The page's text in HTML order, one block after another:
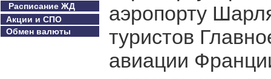
Расписание ЖД
Акции и СПО
Обмен валюты
аэропорту
туристов
авиации